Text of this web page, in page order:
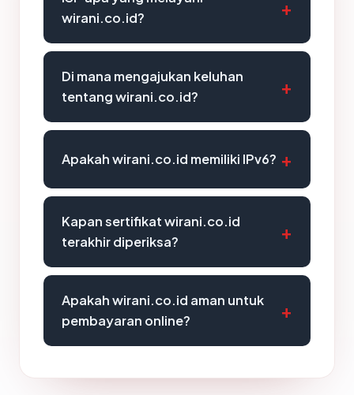
wirani.co.id?
Di mana mengajukan keluhan
tentang wirani.co.id?
Apakah wirani.co.id memiliki IPv6?
Kapan sertifikat wirani.co.id
terakhir diperiksa?
Apakah wirani.co.id aman untuk
pembayaran online?